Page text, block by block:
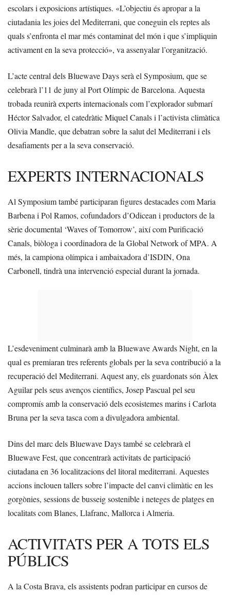
escolars i exposicions artístiques. «L’objectiu és apropar a la
ciutadania les joies del Mediterrani, que coneguin els reptes als
quals s’enfronta el mar més contaminat del món i que s’impliquin
activament en la seva protecció», va assenyalar l’organització.
L’acte central dels Bluewave Days serà el Symposium, que se
celebrarà l’11 de juny al Port Olímpic de Barcelona. Aquesta
trobada reunirà experts internacionals com l’explorador submarí
Héctor Salvador, el catedràtic Miquel Canals i l’activista climàtica
Olivia Mandle, que debatran sobre la salut del Mediterrani i els
desafiaments per a la seva conservació.
EXPERTS INTERNACIONALS
Al Symposium també participaran figures destacades com Maria
Barbena i Pol Ramos, cofundadors d’Odicean i productors de la
sèrie documental ‘Waves of Tomorrow’, així com Purificació
Canals, biòloga i coordinadora de la Global Network of MPA. A
més, la campiona olímpica i ambaixadora d’ISDIN, Ona
Carbonell, tindrà una intervenció especial durant la jornada.
L’esdeveniment culminarà amb la Bluewave Awards Night, en la
qual es premiaran tres referents globals per la seva contribució a la
recuperació del Mediterrani. Aquest any, els guardonats són Àlex
Aguilar pels seus avenços científics, Josep Pascual pel seu
compromís amb la conservació dels ecosistemes marins i Carlota
Bruna per la seva tasca com a divulgadora ambiental.
Dins del marc dels Bluewave Days també se celebrarà el
Bluewave Fest, que concentrarà activitats de participació
ciutadana en 36 localitzacions del litoral mediterrani. Aquestes
accions inclouen tallers sobre l’impacte del canvi climàtic en les
gorgònies, sessions de busseig sostenible i neteges de platges en
localitats com Blanes, Llafranc, Mallorca i Almeria.
ACTIVITATS PER A TOTS ELS
PÚBLICS
A la Costa Brava, els assistents podran participar en cursos de